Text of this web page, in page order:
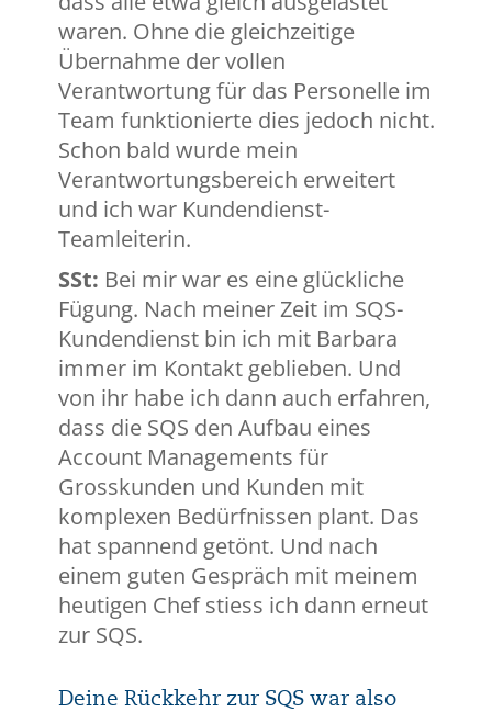
waren. Ohne die gleichzeitige
Übernahme der vollen
Verantwortung für das Personelle im
Team funktionierte dies jedoch nicht.
Schon bald wurde mein
Verantwortungsbereich erweitert
und ich war Kundendienst-
Teamleiterin.
SSt: Bei mir war es eine glückliche
Fügung. Nach meiner Zeit im SQS-
Kundendienst bin ich mit Barbara
immer im Kontakt geblieben. Und
von ihr habe ich dann auch erfahren,
dass die SQS den Aufbau eines
Account Managements für
Grosskunden und Kunden mit
komplexen Bedürfnissen plant. Das
hat spannend getönt. Und nach
einem guten Gespräch mit meinem
heutigen Chef stiess ich dann erneut
zur SQS.
Deine Rückkehr zur SQS war also